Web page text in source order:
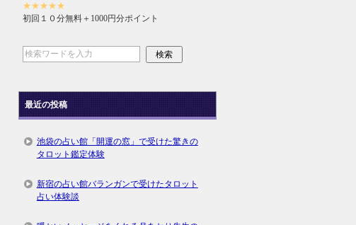
★★★★★
初回１０分無料＋1000円分ポイント
最近の投稿
池袋の占い館「開運の窓」で受けた驚きの
タロット鑑定体験
新宿の占い館バランガンで受けたタロット
占い体験談